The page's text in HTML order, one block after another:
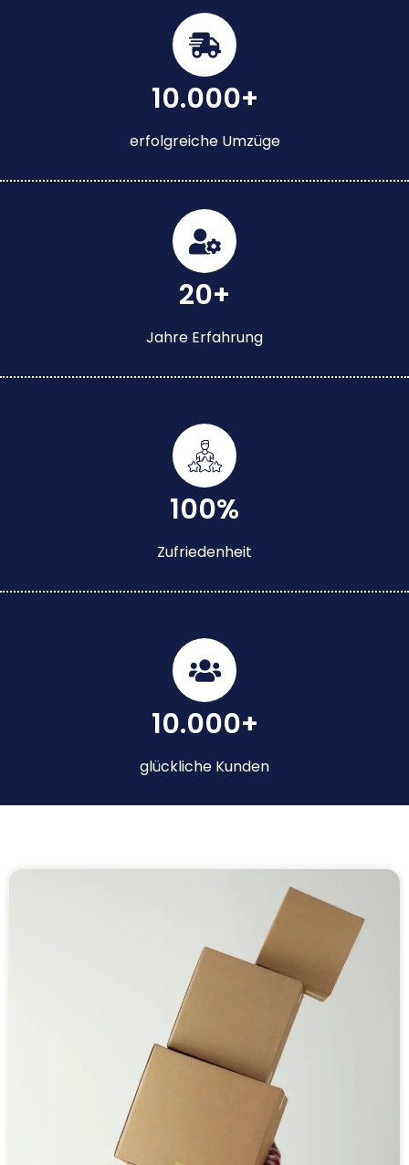
10.000+
erfolgreiche Umzüge
20+
Jahre Erfahrung
100%
Zufriedenheit
10.000+
glückliche Kunden